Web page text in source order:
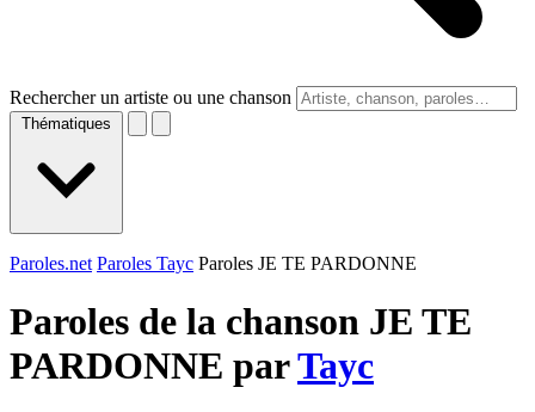
Rechercher un artiste ou une chanson
Thématiques
Paroles.net Paroles Tayc Paroles JE TE PARDONNE
Paroles de la chanson JE TE
PARDONNE parTayc